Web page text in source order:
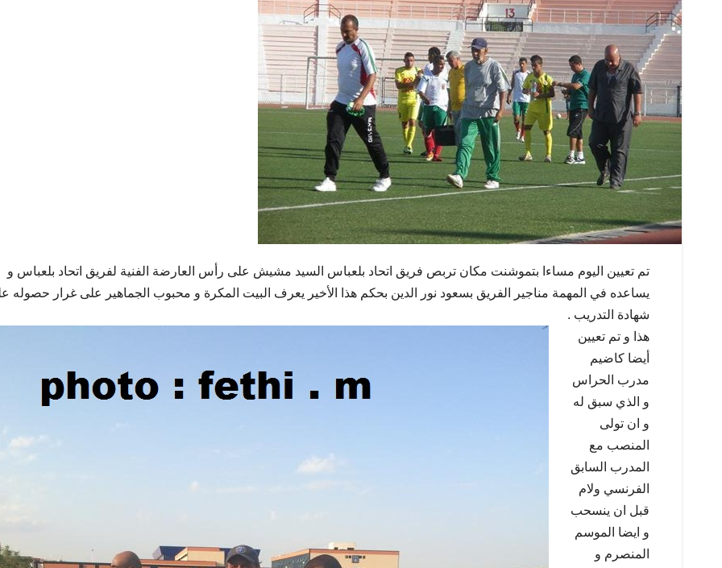
تم تعيين اليوم مساءا بتموشنت مكان تربص فريق اتحاد بلعباس السيد مشيش على رأس العارضة الفنية لفريق اتحاد بلعباس و
يساعده في المهمة مناجير الفريق بسعود نور الدين بحكم هذا الأخير يعرف البيت المكرة و محبوب الجماهير على غرار حصوله
شهادة التدريب .
هذا و تم تعيين
أيضا كاضيم
مدرب الحراس
و الذي سبق له
و ان تولى
المنصب مع
المدرب السابق
الفرنسي ولام
قبل ان ينسحب
و ايضا الموسم
المنصرم و